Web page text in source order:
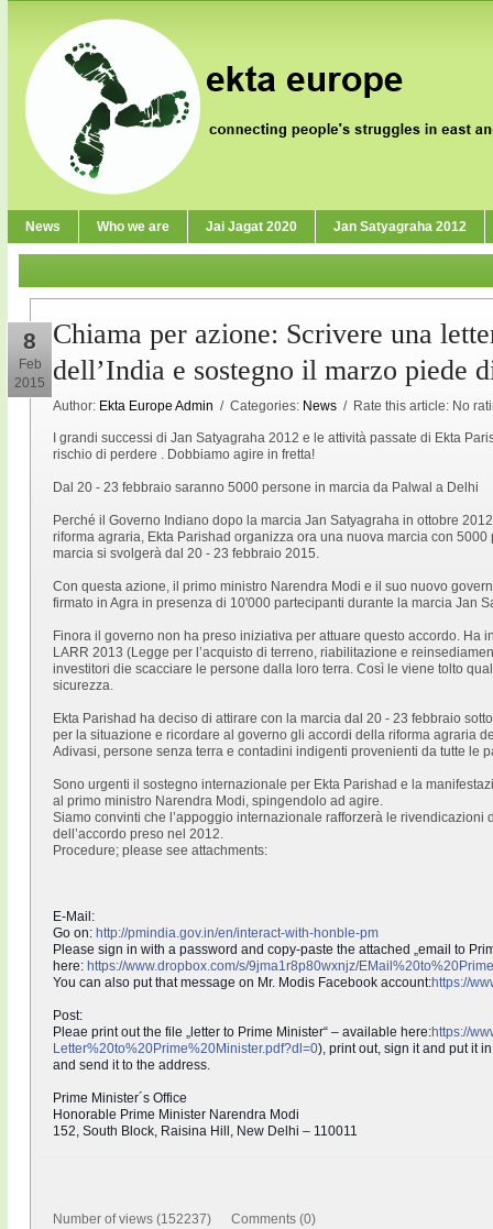
News Who we are Jai Jagat 2020 Jan Satyagraha 2012
8
Feb
2015
Chiama per azione: Scrivere una
dell’India e sostegno il marzo piede
Author: Ekta Europe Admin / Categories: News / Rate this article: No
I grandi successi di Jan Satyagraha 2012 e le attività passate di Ekta
rischio di perdere . Dobbiamo agire in fretta!
Dal 20 - 23 febbraio saranno 5000 persone in marcia da Palwal a Delhi
Perché il Governo Indiano dopo la marcia Jan Satyagraha in ottobre
riforma agraria, Ekta Parishad organizza ora una nuova marcia con
marcia si svolgerà dal 20 - 23 febbraio 2015.
Con questa azione, il primo ministro Narendra Modi e il suo nuovo
firmato in Agra in presenza di 10'000 partecipanti durante la marcia Jan
Finora il governo non ha preso iniziativa per attuare questo accordo. Ha
LARR 2013 (Legge per l’acquisto di terreno, riabilitazione e
investitori die scacciare le persone dalla loro terra. Così le viene tolto
sicurezza.
Ekta Parishad ha deciso di attirare con la marcia dal 20 - 23 febbraio
per la situazione e ricordare al governo gli accordi della riforma agraria
Adivasi, persone senza terra e contadini indigenti provenienti da tutte le
Sono urgenti il sostegno internazionale per Ekta Parishad e la
al primo ministro Narendra Modi, spingendolo ad agire.
Siamo convinti che l’appoggio internazionale rafforzerà le
dell’accordo preso nel 2012.
Procedure; please see attachments:
E-Mail:
Go on: http://pmindia.gov.in/en/interact-with-honble-pm
Please sign in with a password and copy-paste the attached „email to
here: https://www.dropbox.com/s/9jma1r8p80wxnjz/
You can also put that message on Mr. Modis Facebook account:https://
Post:
Pleae print out the file „letter to Prime Minister“ – available here:https://
Letter%20to%20Prime%20Minister.pdf?dl=0), print out, sign it and put it
and send it to the address.
Prime Minister´s Office
Honorable Prime Minister Narendra Modi
152, South Block, Raisina Hill, New Delhi – 110011
Number of views (152237) Comments (0)